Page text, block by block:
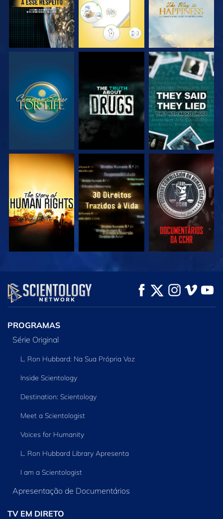
VEJA VEJA VEJA
VEJA VEJA VEJA
VEJA EXPLORE A SÉRIE
PROGRAMAS
Série Original
L. Ron Hubbard: Na Sua Própria Voz
Inside Scientology
Destination: Scientology
Meet a Scientologist
Voices for Humanity
L. Ron Hubbard Library Apresenta
I am a Scientologist
Apresentação de Documentários
TV EM DIRETO